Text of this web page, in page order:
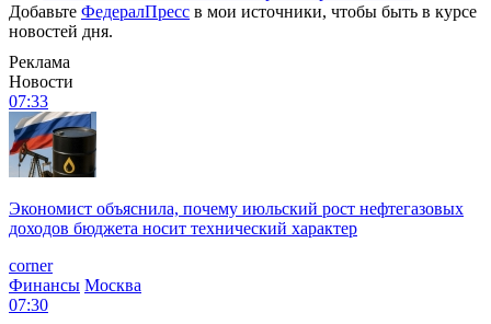
Добавьте ФедералПресс в мои источники, чтобы быть в курсе
новостей дня.
Реклама
Новости
07:33
Экономист объяснила, почему июльский рост нефтегазовых
доходов бюджета носит технический характер
corner
Финансы Москва
07:30